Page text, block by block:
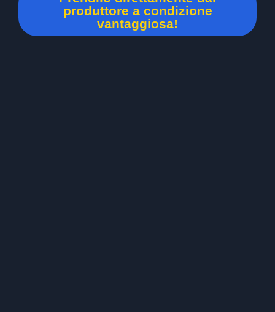
produttore a condizione
vantaggiosa!